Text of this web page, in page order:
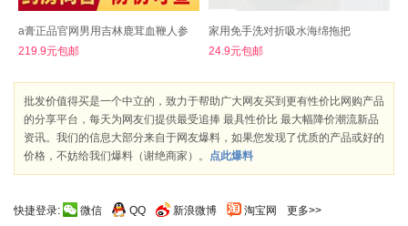
a膏正品官网男用吉林鹿茸血鞭人参
219.9元包邮
家用免手洗对折吸水海绵拖把
24.9元包邮
批发价值得买是一个中立的，致力于帮助广大网友买到更有性价比网购产品
的分享平台，每天为网友们提供最受追捧 最具性价比 最大幅降价潮流新品
资讯。我们的信息大部分来自于网友爆料，如果您发现了优质的产品或好的
价格，不妨给我们爆料（谢绝商家）。 点此爆料
快捷登录: 微信 QQ 新浪微博 淘宝网 更多>>